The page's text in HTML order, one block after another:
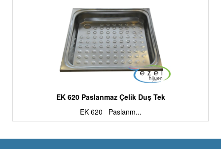
EK 620 Paslanmaz Çelik Duş Tek
EK 620 Paslanm...